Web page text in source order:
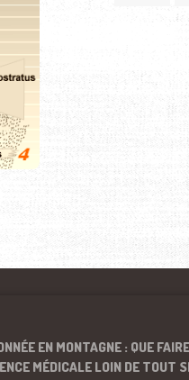
EN MONTAGNE : QUE
MÉDICALE LOIN DE TOUT